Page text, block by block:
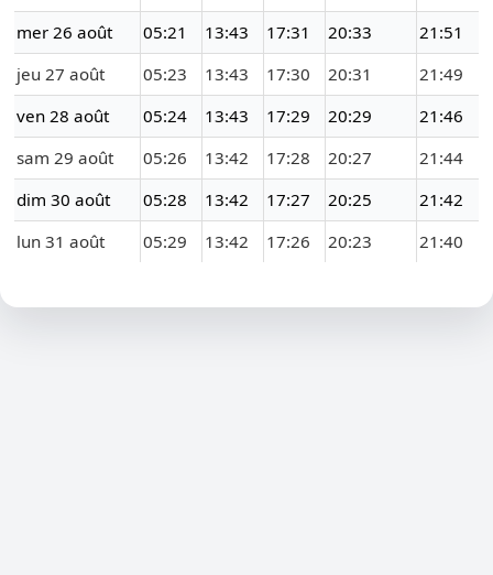
mer 26 août
05:21 13:43 17:31 20:33
21:51
jeu 27 août
05:23 13:43 17:30 20:31
21:49
ven 28 août
05:24 13:43 17:29 20:29
21:46
sam 29 août
05:26 13:42 17:28 20:27
21:44
dim 30 août
05:28 13:42 17:27 20:25
21:42
lun 31 août
05:29 13:42 17:26 20:23 21:40